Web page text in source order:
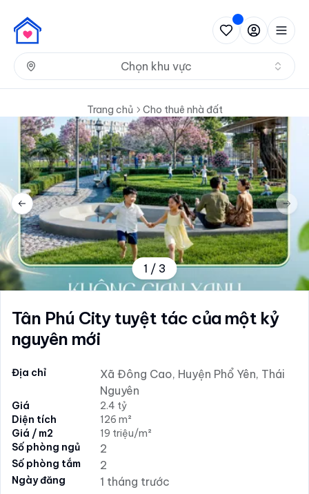
Chọn khu vực
Trang chủ Cho thuê nhà đất
Previous slide
1 / 3
Tân Phú City tuyệt tác của một kỷ
nguyên mới
Địa chỉ
Xã Đông Cao, Huyện Phổ Yên, Thái
Nguyên
Giá
2.4 tỷ
Diện tích
126 m²
Giá / m2
19 triệu/m²
Số phòng ngủ
2
Số phòng tắm 2
Ngày đăng 1 tháng trước